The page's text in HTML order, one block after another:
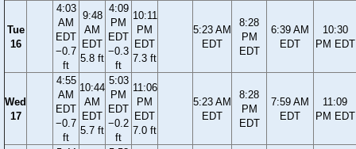
Tue
16
4:03
AM
EDT
−0.7
ft
9:48
AM
EDT
5.8 ft
4:09
PM
EDT
−0.3
ft
10:11
PM
EDT
7.3 ft
5:23 AM
EDT
8:28
PM
EDT
6:39 AM
EDT
10:30
PM EDT
Wed
17
4:55
AM
EDT
−0.7
ft
10:44
AM
EDT
5.7 ft
5:03
PM
EDT
−0.2
ft
11:06
PM
EDT
7.0 ft
5:23 AM
EDT
8:28
PM
EDT
7:59 AM
EDT
11:09
PM EDT